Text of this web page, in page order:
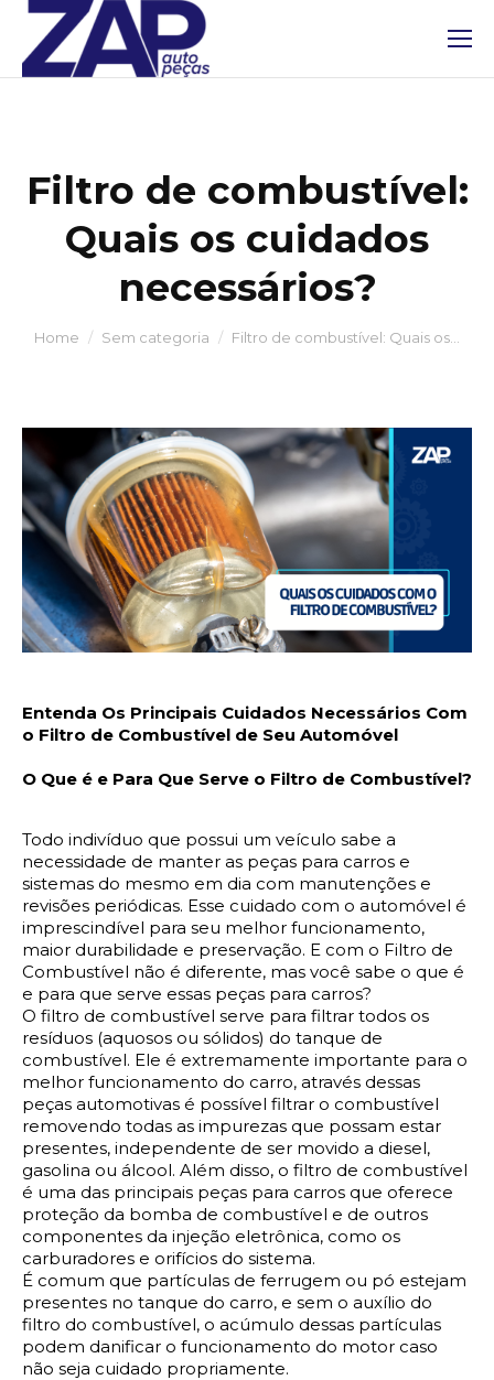
Filtro de combustível:
Quais os cuidados
necessários?
You are here:
Home Sem categoria Filtro de combustível: Quais os…
Entenda Os Principais Cuidados Necessários Com
o Filtro de Combustível de Seu Automóvel
O Que é e Para Que Serve o Filtro de Combustível?
Todo indivíduo que possui um veículo sabe a
necessidade de manter as peças para carros e
sistemas do mesmo em dia com manutenções e
revisões periódicas. Esse cuidado com o automóvel é
imprescindível para seu melhor funcionamento,
maior durabilidade e preservação. E com o Filtro de
Combustível não é diferente, mas você sabe o que é
e para que serve essas peças para carros?
O filtro de combustível serve para filtrar todos os
resíduos (aquosos ou sólidos) do tanque de
combustível. Ele é extremamente importante para o
melhor funcionamento do carro, através dessas
peças automotivas é possível filtrar o combustível
removendo todas as impurezas que possam estar
presentes, independente de ser movido a diesel,
gasolina ou álcool. Além disso, o filtro de combustível
é uma das principais peças para carros que oferece
proteção da bomba de combustível e de outros
componentes da injeção eletrônica, como os
carburadores e orifícios do sistema.
É comum que partículas de ferrugem ou pó estejam
presentes no tanque do carro, e sem o auxílio do
filtro do combustível, o acúmulo dessas partículas
podem danificar o funcionamento do motor caso
não seja cuidado propriamente.